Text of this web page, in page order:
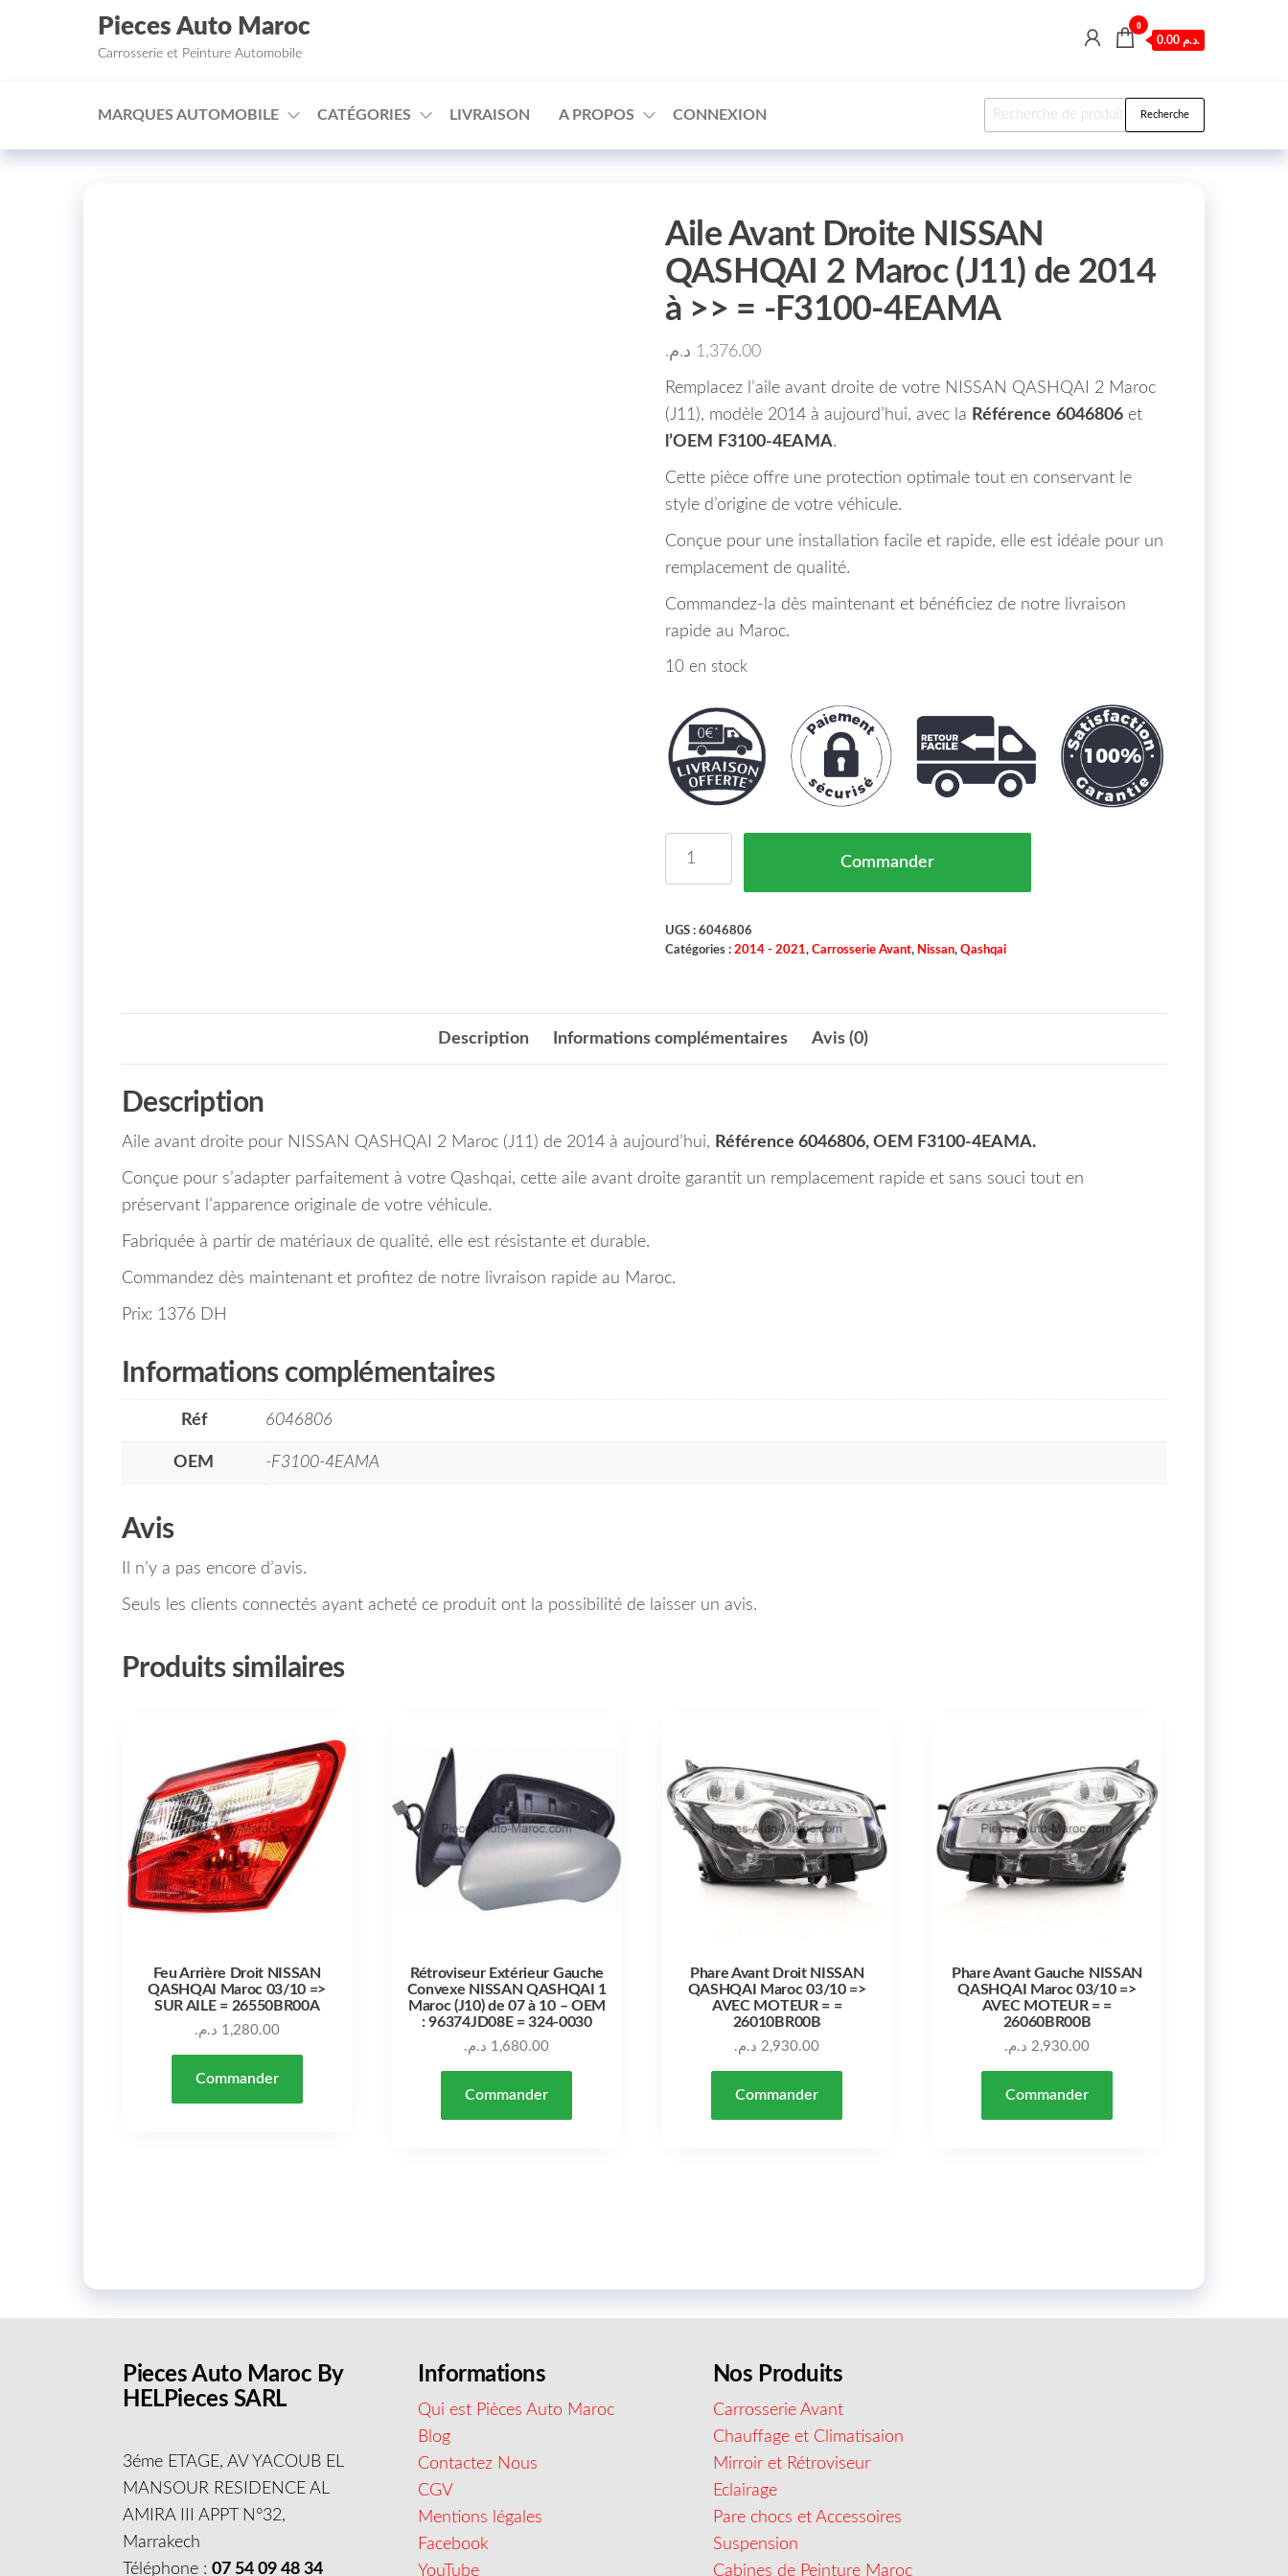
□
Aller au contenu
Pieces Auto Maroc
Carrosserie et Peinture Automobile
0
0.00 د.م.
MARQUES AUTOMOBILE CATÉGORIES LIVRAISON A PROPOS CONNEXION Recherche pour : Recherche
Aile Avant Droite NISSAN
QASHQAI 2 Maroc (J11) de 2014
à >> = -F3100-4EAMA
1,376.00 د.م.
Remplacez l’aile avant droite de votre NISSAN QASHQAI 2 Maroc
(J11), modèle 2014 à aujourd’hui, avec la Référence 6046806et
l’OEM
F3100-4EAMA.
Cette pièce offre une protection optimale tout en conservant le
style d’origine de votre véhicule.
Conçue pour une installation facile et rapide, elle est idéale pour un
remplacement de qualité.
Commandez-la dès maintenant et bénéficiez de notre livraison
rapide au Maroc.
10 en stock
Commander
UGS : 6046806
Catégories : 2014 - 2021, Carrosserie Avant, Nissan, Qashqai
Description Informations complémentaires Avis (0)
Description
Aile avant droite pour NISSAN QASHQAI 2 Maroc (J11) de 2014 à aujourd’hui, Référence 6046806, OEM F3100-4EAMA.
Conçue pour s’adapter parfaitement à votre Qashqai, cette aile avant droite garantit un remplacement rapide et sans souci tout en
préservant l’apparence originale de votre véhicule.
Fabriquée à partir de matériaux de qualité, elle est résistante et durable.
Commandez dès maintenant et profitez de notre livraison rapide au Maroc.
Prix: 1376 DH
Informations complémentaires
Réf 6046806
OEM -F3100-4EAMA
Avis
Il n’y a pas encore d’avis.
Seuls les clients connectés ayant acheté ce produit ont la possibilité de laisser un avis.
Produits similaires
Feu Arrière Droit NISSAN
QASHQAI Maroc 03/10 =>
SUR AILE = 26550BR00A
1,280.00 د.م.
Commander
Rétroviseur Extérieur Gauche
Convexe NISSAN QASHQAI 1
Maroc (J10) de 07 à 10 – OEM
: 96374JD08E = 324-0030
1,680.00 د.م.
Commander
Phare Avant Droit NISSAN
QASHQAI Maroc 03/10 =>
AVEC MOTEUR = =
26010BR00B
2,930.00 د.م.
Commander
Phare Avant Gauche NISSAN
QASHQAI Maroc 03/10 =>
AVEC MOTEUR = =
26060BR00B
2,930.00 د.م.
Commander
Pieces Auto Maroc By
HELPieces SARL
3éme ETAGE, AV YACOUB EL
MANSOUR RESIDENCE AL
AMIRA III APPT N°32,
Marrakech
Téléphone :07 54 09 48 34
Informations
Qui est Pièces Auto Maroc
Blog
Contactez Nous
CGV
Mentions légales
Facebook
YouTube
Nos Produits
Carrosserie Avant
Chauffage et Climatisaion
Mirroir et Rétroviseur
Eclairage
Pare chocs et Accessoires
Suspension
Cabines de Peinture Maroc